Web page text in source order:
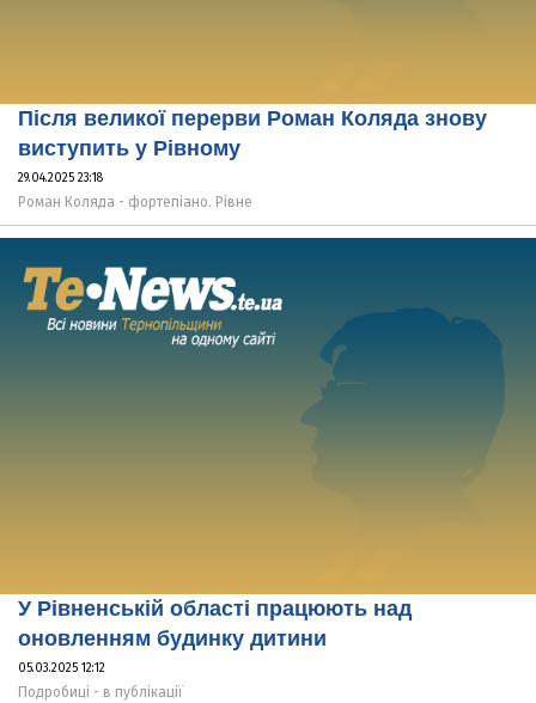
Після великої перерви Роман Коляда знову
виступить у Рівному
29.04.2025 23:18
Роман Коляда - фортепіано. Рівне
У Рівненській області працюють над
оновленням будинку дитини
05.03.2025 12:12
Подробиці - в публікації